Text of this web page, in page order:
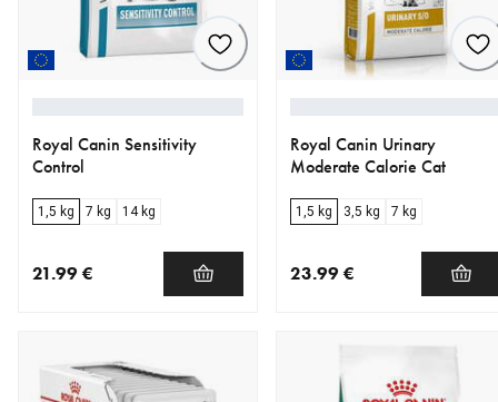
Royal Canin Sensitivity
Control
1,5 kg 7 kg 14 kg
21.99 €
Royal Canin Urinary
Moderate Calorie Cat
1,5 kg 3,5 kg 7 kg
23.99 €